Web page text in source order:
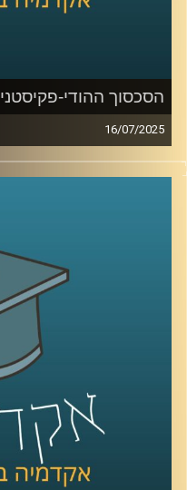
הסכסוך ההודי-פקיסטני
16/07/2025
ב-22
בתשתיות טרור הנתמכות
המעצמות הגרעיניות שוב
במקביל, הודו מוצאת את
שואפת לשמור על יחסים
לצד קשרים עם מדינות כמו
שותפה אסטרטגית, מספקת
ונשק, במיוחד בתחום
כדי להבין את הדינמיקות
נינה סלמה, מומחית
לנו להבין את הסכסוך